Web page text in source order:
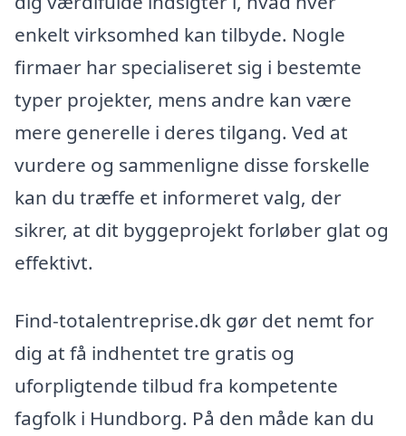
enkelt virksomhed kan tilbyde. Nogle
firmaer har specialiseret sig i bestemte
typer projekter, mens andre kan være
mere generelle i deres tilgang. Ved at
vurdere og sammenligne disse forskelle
kan du træffe et informeret valg, der
sikrer, at dit byggeprojekt forløber glat og
effektivt.
Find-totalentreprise.dk gør det nemt for
dig at få indhentet tre gratis og
uforpligtende tilbud fra kompetente
fagfolk i Hundborg. På den måde kan du